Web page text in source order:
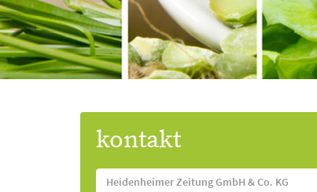
kontakt
Heidenheimer Zeitung GmbH & Co. KG